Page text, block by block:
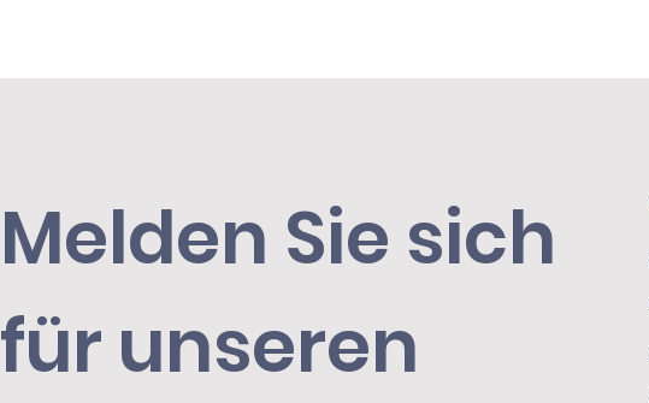
Melden Sie sich
für unseren